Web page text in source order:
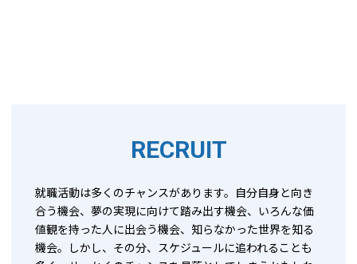
RECRUIT
就職活動は多くのチャンスがあります。自分自身と向き
合う機会、夢の実現に向けて踏み出す機会、いろんな価
値観を持った人に出会う機会、知らなかった世界を知る
機会。しかし、その分、スケジュールに追われることも